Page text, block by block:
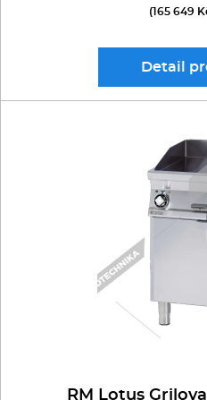
(165 649
Detail
RM Lotus